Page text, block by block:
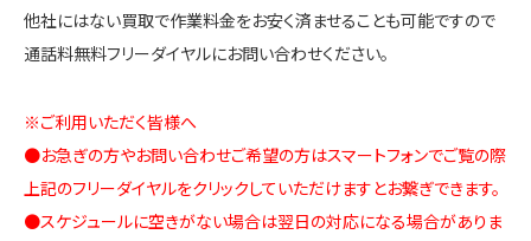
他社にはない買取で作業料金をお安く済ませることも可能ですので
通話料無料フリーダイヤルにお問い合わせください。
※ご利用いただく皆様へ
●お急ぎの方やお問い合わせご希望の方はスマートフォンでご覧の際
上記のフリーダイヤルをクリックしていただけますとお繋ぎできます。
●スケジュールに空きがない場合は翌日の対応になる場合がありま